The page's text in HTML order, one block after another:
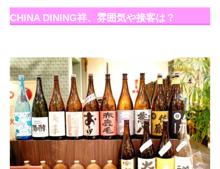
CHINA DINING祥、雰囲気や接客は？